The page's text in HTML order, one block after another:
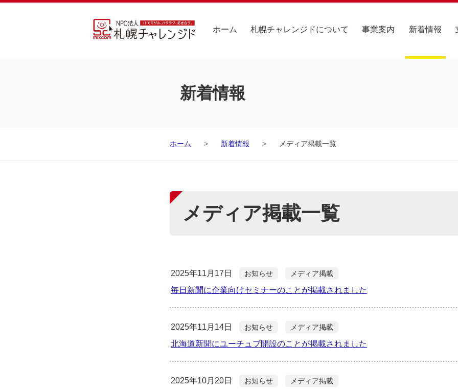
ホーム 札幌チャレンジドについて 事業案内 新着情報
新着情報
ホーム 新着情報 メディア掲載一覧
メディア掲載一覧
2025年11月17日 お知らせ メディア掲載
毎日新聞に企業向けセミナーのことが掲載されました
2025年11月14日 お知らせ メディア掲載
北海道新聞にユーチュブ開設のことが掲載されました
2025年10月20日 お知らせ メディア掲載